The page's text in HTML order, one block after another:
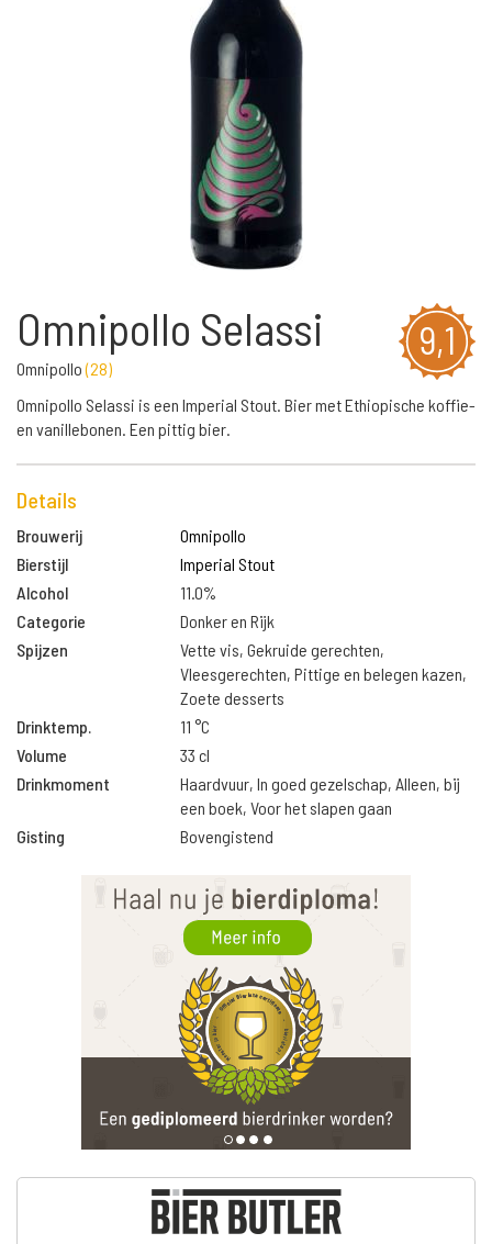
9,1
Omnipollo Selassi
Omnipollo(28)
Omnipollo Selassi is een Imperial Stout. Bier met Ethiopische koffie-
en vanillebonen. Een pittig bier.
Details
Brouwerij
Omnipollo
Bierstijl
Imperial Stout
Alcohol
11.0%
Categorie
Donker en Rijk
Spijzen
Vette vis, Gekruide gerechten,
Vleesgerechten, Pittige en belegen kazen,
Zoete desserts
Drinktemp.
11 °C
Volume
33 cl
Drinkmoment
Haardvuur, In goed gezelschap, Alleen, bij
een boek, Voor het slapen gaan
Gisting
Bovengistend